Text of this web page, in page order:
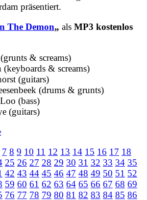
präsentiert.
The Demon„ als MP3 kostenlos
& screams)
(keyboards & screams)
(guitars)
(drums & grunts)
(bass)
(guitars)
7 8 9 10 11 12 13 14 15 16 17 18
25 26 27 28 29 30 31 32 33 34 35
42 43 44 45 46 47 48 49 50 51 52
59 60 61 62 63 64 65 66 67 68 69
76 77 78 79 80 81 82 83 84 85 86